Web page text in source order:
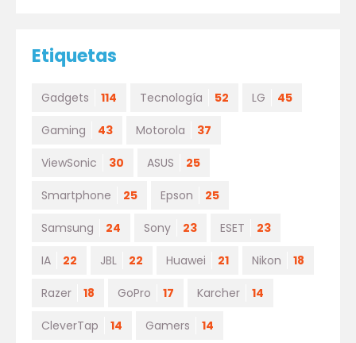
Etiquetas
Gadgets 114 Tecnología 52 LG 45
Gaming 43 Motorola 37
ViewSonic 30 ASUS 25
Smartphone 25 Epson 25
Samsung 24 Sony 23 ESET 23
IA 22 JBL 22 Huawei 21 Nikon 18
Razer 18 GoPro 17 Karcher 14
CleverTap 14 Gamers 14